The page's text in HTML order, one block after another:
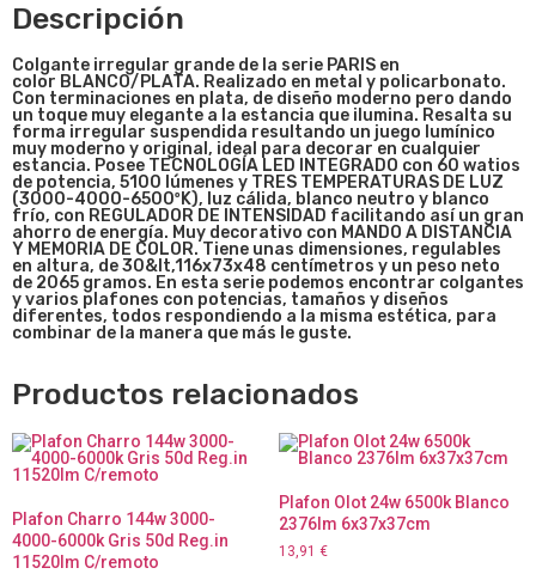
Descripción
Colgante irregular grande de la serie PARIS en
color BLANCO/PLATA. Realizado en metal y policarbonato.
Con terminaciones en plata, de diseño moderno pero dando
un toque muy elegante a la estancia que ilumina. Resalta su
forma irregular suspendida resultando un juego lumínico
muy moderno y original, ideal para decorar en cualquier
estancia. Posee TECNOLOGÍA LED INTEGRADO con 60 watios
de potencia, 5100 lúmenes y TRES TEMPERATURAS DE LUZ
(3000-4000-6500ºK), luz cálida, blanco neutro y blanco
frío, con REGULADOR DE INTENSIDAD facilitando así un gran
ahorro de energía. Muy decorativo con MANDO A DISTANCIA
Y MEMORIA DE COLOR. Tiene unas dimensiones, regulables
en altura, de 30&lt,116x73x48 centímetros y un peso neto
de 2065 gramos. En esta serie podemos encontrar colgantes
y varios plafones con potencias, tamaños y diseños
diferentes, todos respondiendo a la misma estética, para
combinar de la manera que más le guste.
Productos relacionados
Plafon Charro 144w 3000-
4000-6000k Gris 50d Reg.in
11520lm C/remoto
Plafon Olot 24w 6500k Blanco
2376lm 6x37x37cm
13,91 €